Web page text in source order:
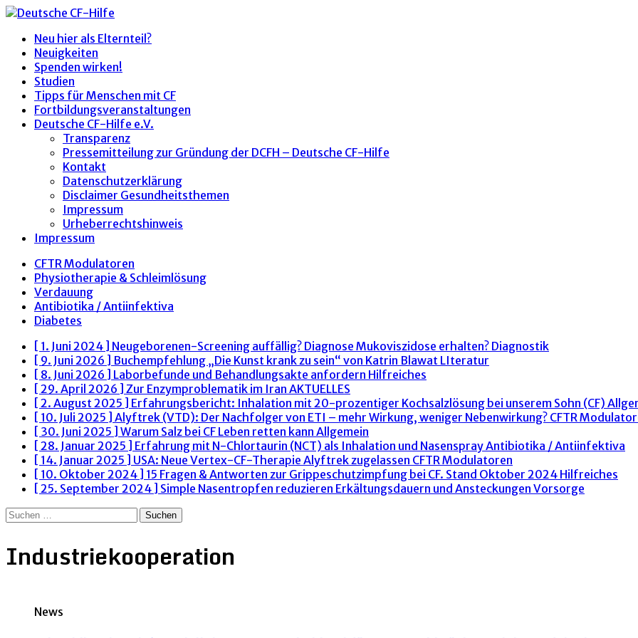
Neu hier als Elternteil?
Neuigkeiten
Spenden wirken!
Studien
Tipps für Menschen mit CF
Fortbildungsveranstaltungen
Deutsche CF-Hilfe e.V.
Transparenz
Pressemitteilung zur Gründung der DCFH – Deutsche CF-Hilfe
Kontakt
Datenschutzerklärung
Disclaimer Gesundheitsthemen
Impressum
Urheberrechtshinweis
Impressum
CFTR Modulatoren
Physiotherapie & Schleimlösung
Verdauung
Antibiotika / Antiinfektiva
Diabetes
[ 1. Juni 2024 ] Neugeborenen-Screening auffällig? Diagnose Mukoviszidose erhalten? Diagnostik
[ 9. Juni 2026 ] Buchempfehlung „Die Kunst krank zu sein“ von Katrin Blawat LIteratur
[ 8. Juni 2026 ] Laborbefunde und Behandlungsakte anfordern Hilfreiches
[ 29. April 2026 ] Zur Enzymproblematik im Iran AKTUELLES
[ 2. August 2025 ] Erfahrungsbericht: Inhalation mit 20-prozentiger Kochsalzlösung bei unserem Sohn (CF)
[ 10. Juli 2025 ] Alyftrek (VTD): Der Nachfolger von ETI – mehr Wirkung, weniger Nebenwirkung? CFTR
[ 30. Juni 2025 ] Warum Salz bei CF Leben retten kann Allgemein
[ 28. Januar 2025 ] Erfahrung mit N-Chlortaurin (NCT) als Inhalation und NasensprayAntibiotika / Antiinfektiva
[ 14. Januar 2025 ] USA: Neue Vertex-CF-Therapie Alyftrek zugelassen CFTR Modulatoren
[ 10. Oktober 2024 ] 15 Fragen & Antworten zur Grippeschutzimpfung bei CF. Stand Oktober 2024 Hilfreiches
[ 25. September 2024 ] Simple Nasentropfen reduzieren Erkältungsdauern und Ansteckungen Vorsorge
Suchen
Industriekooperation
News